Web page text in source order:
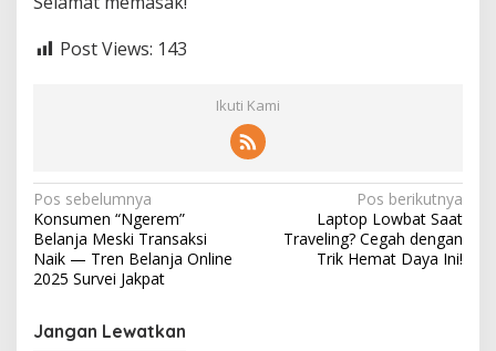
Post Views: 143
Ikuti Kami
N
a
v
g
Pos sebelumnya
Konsumen “Ngerem”
Belanja Meski Transaksi
Naik — Tren Belanja Online
2025 Survei Jakpat
Pos berikutnya
Laptop Lowbat Saat
Traveling? Cegah dengan
Trik Hemat Daya Ini!
Jangan Lewatkan